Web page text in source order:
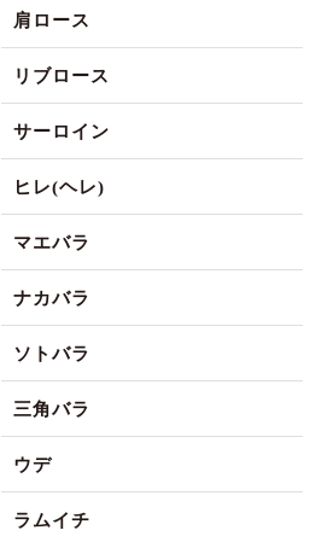
肩ロース
リブロース
サーロイン
ヒレ(ヘレ)
マエバラ
ナカバラ
ソトバラ
三角バラ
ウデ
ラムイチ